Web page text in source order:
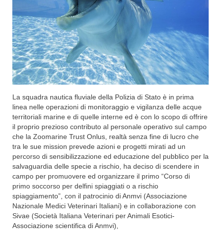
La squadra nautica fluviale della Polizia di Stato è in prima
linea nelle operazioni di monitoraggio e vigilanza delle acque
territoriali marine e di quelle interne ed è con lo scopo di offrire
il proprio prezioso contributo al personale operativo sul campo
che la Zoomarine Trust Onlus, realtà senza fine di lucro che
tra le sue mission prevede azioni e progetti mirati ad un
percorso di sensibilizzazione ed educazione del pubblico per la
salvaguardia delle specie a rischio, ha deciso di scendere in
campo per promuovere ed organizzare il primo “Corso di
primo soccorso per delfini spiaggiati o a rischio
spiaggiamento”, con il patrocinio di Anmvi (Associazione
Nazionale Medici Veterinari Italiani) e in collaborazione con
Sivae (Società Italiana Veterinari per Animali Esotici-
Associazione scientifica di Anmvi),